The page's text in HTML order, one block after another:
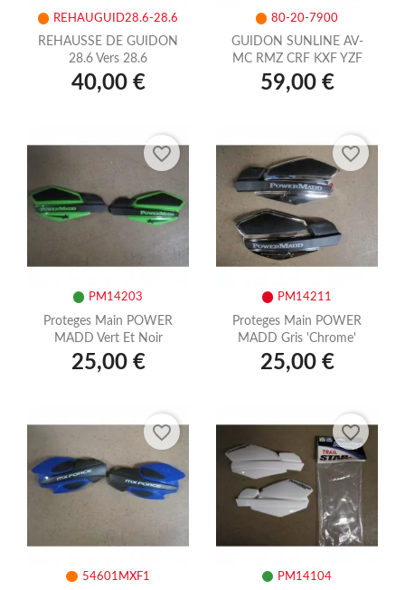
REHAUGUID28.6-28.6
REHAUSSE DE GUIDON
28.6 Vers 28.6
40,00 €
80-20-7900
GUIDON SUNLINE AV-
MC RMZ CRF KXF YZF
59,00 €
PM14203
Proteges Main POWER
MADD Vert Et Noir
25,00 €
favorite_border
PM14211
Proteges Main POWER
MADD Gris 'chrome'
25,00 €
favorite_border
54601MXF1
favorite_border
PM14104
favorite_border